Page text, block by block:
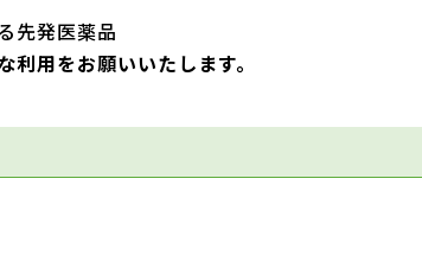
先発医薬品
用をお願いいたします。